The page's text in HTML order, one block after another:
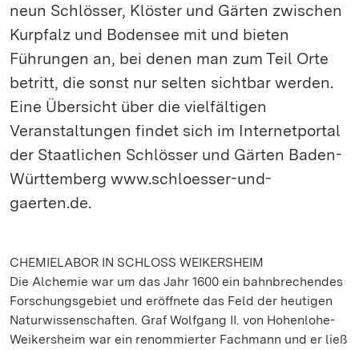
neun Schlösser, Klöster und Gärten zwischen
Kurpfalz und Bodensee mit und bieten
Führungen an, bei denen man zum Teil Orte
betritt, die sonst nur selten sichtbar werden.
Eine Übersicht über die vielfältigen
Veranstaltungen findet sich im Internetportal
der Staatlichen Schlösser und Gärten Baden-
Württemberg www.schloesser-und-
gaerten.de.
CHEMIELABOR IN SCHLOSS WEIKERSHEIM
Die Alchemie war um das Jahr 1600 ein bahnbrechendes
Forschungsgebiet und eröffnete das Feld der heutigen
Naturwissenschaften. Graf Wolfgang II. von Hohenlohe-
Weikersheim war ein renommierter Fachmann und er ließ